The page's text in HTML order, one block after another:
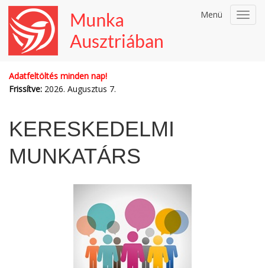
Menü
Adatfeltöltés minden nap!
Frissítve: 2026. Augusztus 7.
KERESKEDELMI
MUNKATÁRS